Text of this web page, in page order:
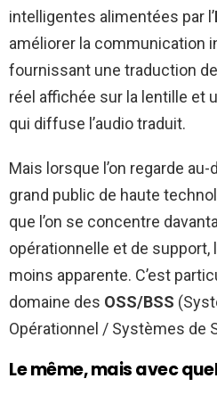
intelligentes alimentées par l’
améliorer la communication
fournissant une traduction
réel affichée sur la lentille et
qui diffuse l’audio traduit.
Mais lorsque l’on regarde
grand public de haute
que l’on se concentre
opérationnelle et de support,
moins apparente. C’est
domaine des OSS/BSS
Opérationnel / Systèmes de
Le même, mais avec